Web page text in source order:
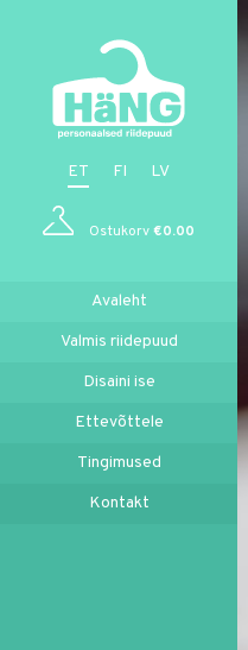
ET FI LV
Ostukorv€0.00
Avaleht
Valmis riidepuud
Disaini ise
Ettevõttele
Tingimused
Kontakt